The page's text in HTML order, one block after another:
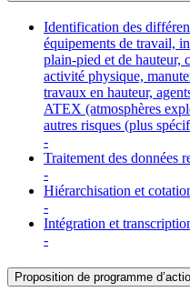
Identification des
équipements de travail,
plain-pied et de hauteur,
activité physique,
travaux en hauteur,
ATEX (atmosphères
autres risques (plus
-
Traitement des données
-
Hiérarchisation et
-
Intégration et
-
Proposition de programme